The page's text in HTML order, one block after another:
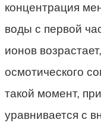
концентрация
воды с первой
ионов
осмотического
такой момент,
уравнивается с